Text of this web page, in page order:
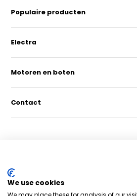
Populaire producten
Electra
Motoren en boten
Contact
Nederlands grootste online
We use cookies